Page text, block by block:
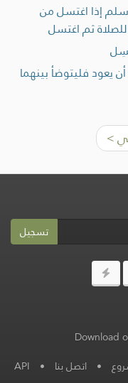
إذا اغتسل من
ثم اغتسل
يعود فليتوضأ بينهما
>
تسجيل
• اتصل بنا •
API